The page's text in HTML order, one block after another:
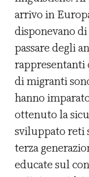
arrivo in
disponevano
passare degli
rappresentanti
di migranti
hanno
ottenuto la
sviluppato reti
terza
educate sul